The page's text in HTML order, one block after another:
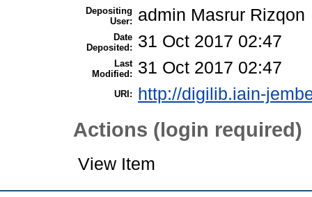
Depositing
User:
admin Masrur Rizqon
Date
Deposited:
31 Oct 2017 02:47
Last
Modified:
31 Oct 2017 02:47
URI: http://digilib.iain-
Actions (login required)
View Item